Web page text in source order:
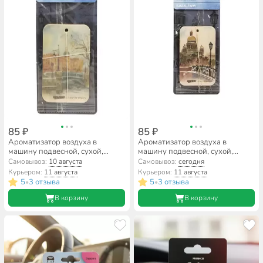
85 ₽
Ароматизатор воздуха в
машину подвесной, сухой,
Runway, Пинаколада, “СПБ”,
RW6223
Самовывоз: 10 августа
Курьером: 11 августа
5•3 отзыва
В корзину
85 ₽
Ароматизатор воздуха в
машину подвесной, сухой,
Runway, Бабл-гам “СПБ”,
RW6225
Самовывоз: сегодня
Курьером: 11 августа
5•3 отзыва
В корзину